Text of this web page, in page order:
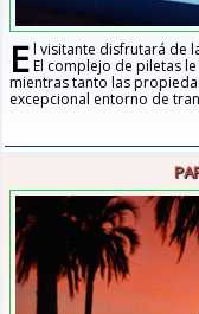
E l visitante disfrutará de
El complejo de piletas
mientras tanto las
excepcional entorno de